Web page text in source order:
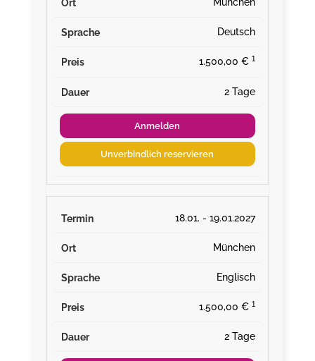
Deutsch
1.500,00 € ¹
2 Tage
Anmelden
Unverbindlich reservieren
18.01. - 19.01.2027
München
Englisch
1.500,00 € ¹
2 Tage